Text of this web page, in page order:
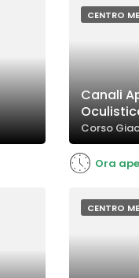
CENTRO
Canali
Corso
Ora
CENTRO